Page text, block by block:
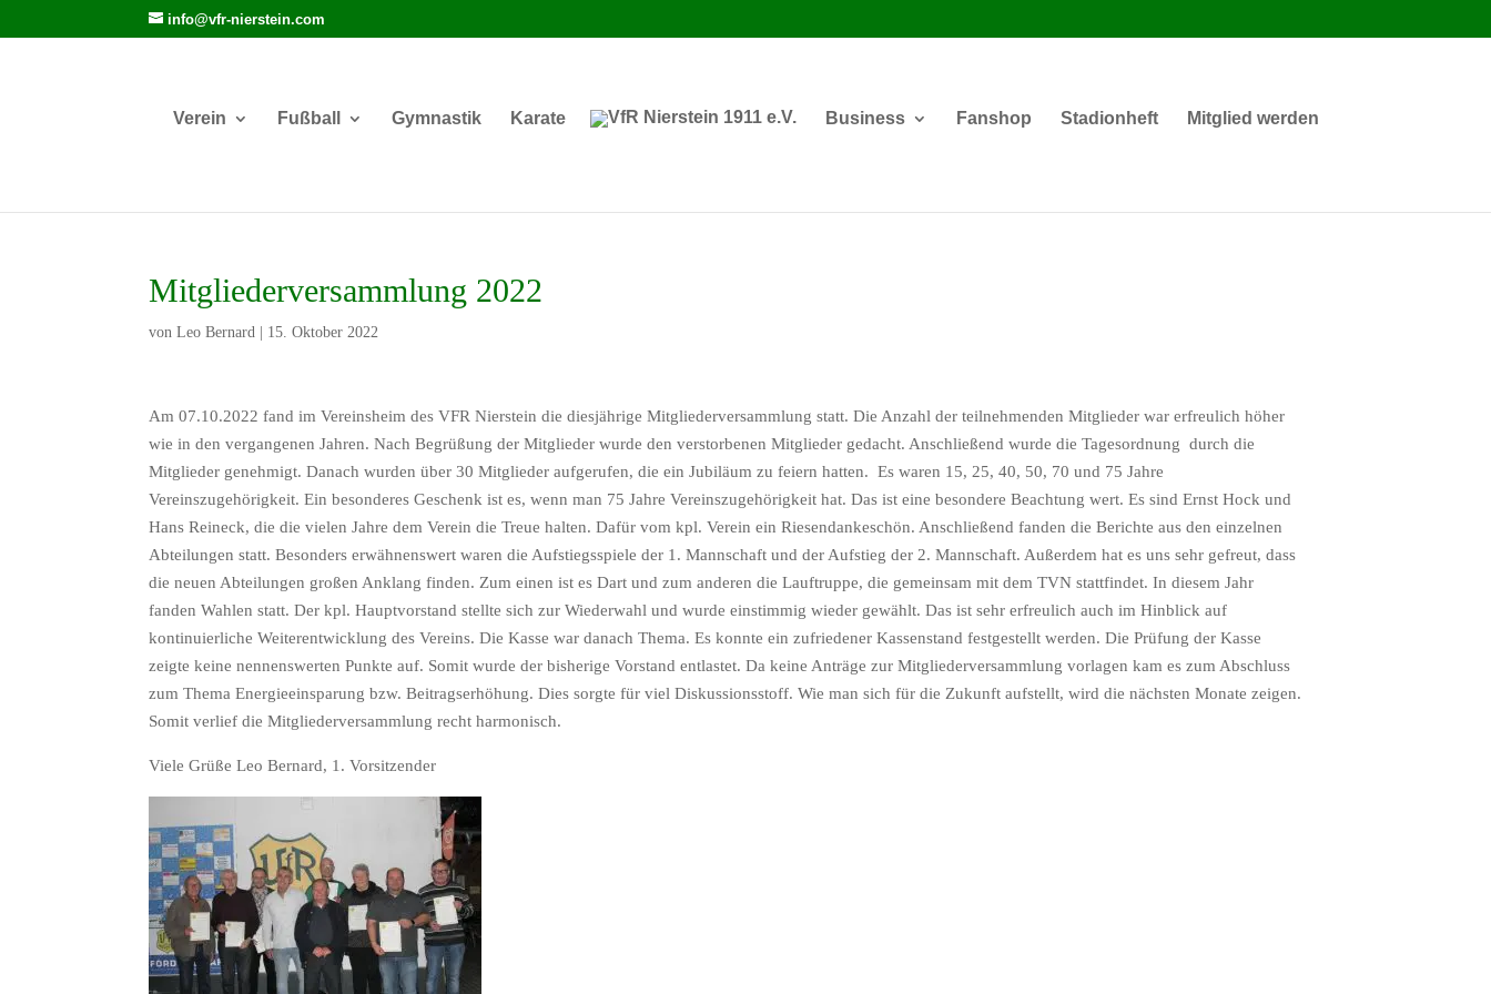
info@vfr-nierstein.com
Verein Fußball Gymnastik Karate Business Fanshop Stadionheft Mitglied werden
Mitgliederversammlung 2022
vonLeo Bernard 15. Oktober 2022
Am 07.10.2022 fand im Vereinsheim des VFR Nierstein die diesjährige Mitgliederversammlung statt. Die Anzahl der teilnehmenden Mitglieder war erfreulich höher
wie in den vergangenen Jahren. Nach Begrüßung der Mitglieder wurde den verstorbenen Mitglieder gedacht. Anschließend wurde die Tagesordnung durch die
Mitglieder genehmigt. Danach wurden über 30 Mitglieder aufgerufen, die ein Jubiläum zu feiern hatten. Es waren 15, 25, 40, 50, 70 und 75 Jahre
Vereinszugehörigkeit. Ein besonderes Geschenk ist es, wenn man 75 Jahre Vereinszugehörigkeit hat. Das ist eine besondere Beachtung wert. Es sind Ernst Hock und
Hans Reineck, die die vielen Jahre dem Verein die Treue halten. Dafür vom kpl. Verein ein Riesendankeschön. Anschließend fanden die Berichte aus den einzelnen
Abteilungen statt. Besonders erwähnenswert waren die Aufstiegsspiele der 1. Mannschaft und der Aufstieg der 2. Mannschaft. Außerdem hat es uns sehr gefreut, dass
die neuen Abteilungen großen Anklang finden. Zum einen ist es Dart und zum anderen die Lauftruppe, die gemeinsam mit dem TVN stattfindet. In diesem Jahr
fanden Wahlen statt. Der kpl. Hauptvorstand stellte sich zur Wiederwahl und wurde einstimmig wieder gewählt. Das ist sehr erfreulich auch im Hinblick auf
kontinuierliche Weiterentwicklung des Vereins. Die Kasse war danach Thema. Es konnte ein zufriedener Kassenstand festgestellt werden. Die Prüfung der Kasse
zeigte keine nennenswerten Punkte auf. Somit wurde der bisherige Vorstand entlastet. Da keine Anträge zur Mitgliederversammlung vorlagen kam es zum Abschluss
zum Thema Energieeinsparung bzw. Beitragserhöhung. Dies sorgte für viel Diskussionsstoff. Wie man sich für die Zukunft aufstellt, wird die nächsten Monate zeigen.
Somit verlief die Mitgliederversammlung recht harmonisch.
Viele Grüße Leo Bernard, 1. Vorsitzender